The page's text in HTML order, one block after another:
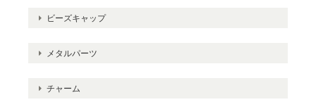
ビーズキャップ
メタルパーツ
チャーム